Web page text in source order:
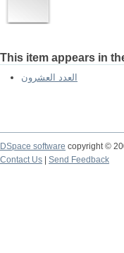
This item appears in
العدد العشرون
DSpace software copyright ©
Contact Us
Send Feedback